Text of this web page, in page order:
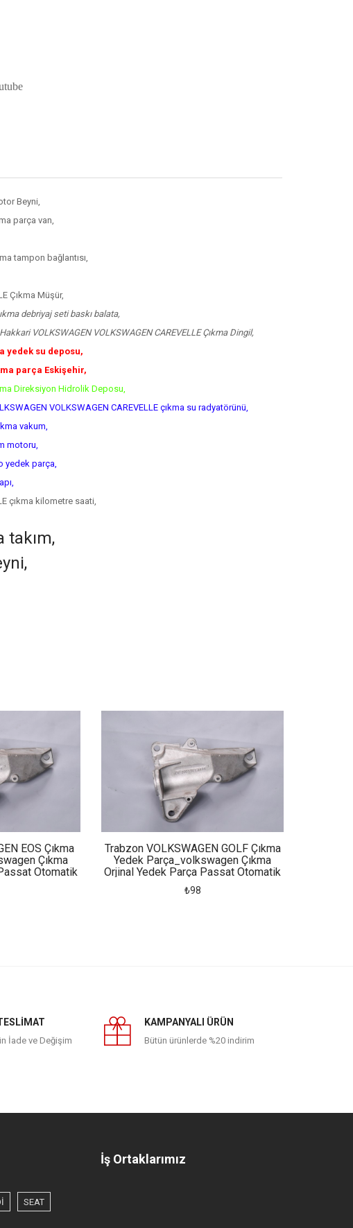
Beyni,
parça van,
tampon bağlantısı,
Çıkma Müşür,
debriyaj seti baskı balata,
Hakkari VOLKSWAGEN VOLKSWAGEN CAREVELLE Çıkma Dingil,
yedek su deposu,
parça Eskişehir,
Direksiyon Hidrolik Deposu,
VOLKSWAGEN CAREVELLE çıkma su radyatörünü,
vakum,
motoru,
yedek parça,
çıkma kilometre saati,
takım,
EOS Çıkma
Çıkma
Otomatik
Trabzon VOLKSWAGEN GOLF Çıkma
Yedek Parça_volkswagen Çıkma
Orjinal Yedek Parça Passat Otomatik
Şanzıman Kulağı
₺98
İade ve Değişim
KAMPANYALI ÜRÜN
Bütün ürünlerde %20 indirim
SEAT
İş Ortaklarımız